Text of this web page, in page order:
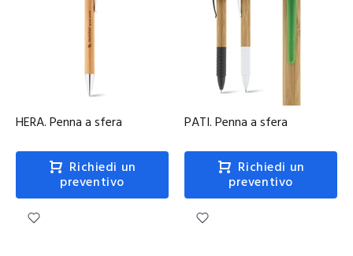
HERA. Penna a sfera
Richiedi un
preventivo
PATI. Penna a sfera
Richiedi un
preventivo